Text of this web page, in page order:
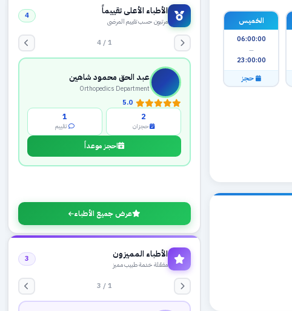
الخميس
06:00:00
—
23:00:00
حجز
الأطباء الأعلى تقييماً
مرتبون حسب تقييم المرضى
4
1 / 4
عبد الحق محمود شاهين
Orthopedics Department
5.0
2
حجزان
1
تقييم
احجز موعداً
عرض جميع الأطباء
الأطباء المميزون
مفعّلة خدمة طبيب مميز
3
1 / 3